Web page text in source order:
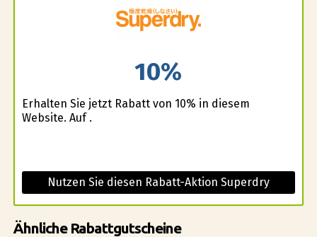
10%
Erhalten Sie jetzt Rabatt von 10% in diesem
Website. Auf .
Nutzen Sie diesen Rabatt-Aktion Superdry
Ähnliche Rabattgutscheine